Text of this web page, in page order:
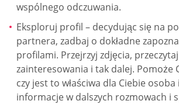
wspólnego odczuwania.
Eksploruj profil – decydując się na
partnera, zadbaj o dokładne
profilami. Przejrzyj zdjęcia,
zainteresowania i tak dalej. Pomoże
czy jest to właściwa dla Ciebie
informacje w dalszych rozmowach i